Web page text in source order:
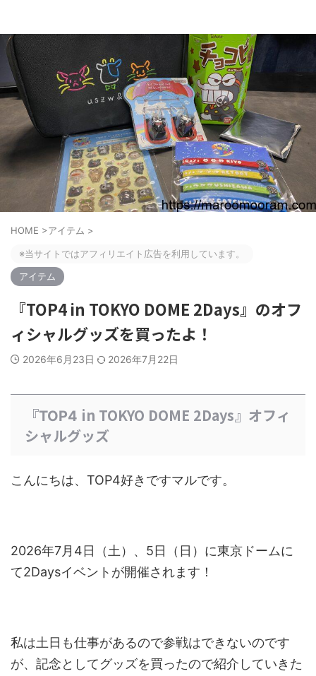
HOME >アイテム >
※当サイトではアフィリエイト広告を利用しています。
アイテム
『TOP4 in TOKYO DOME 2Days』のオフ
ィシャルグッズを買ったよ！
2026年6月23日 2026年7月22日
『TOP4 in TOKYO DOME 2Days』オフィ
シャルグッズ
こんにちは、TOP4好きですマルです。
2026年7月4日（土）、5日（日）に東京ドームに
て2Daysイベントが開催されます！
私は土日も仕事があるので参戦はできないのです
が、記念としてグッズを買ったので紹介していきた